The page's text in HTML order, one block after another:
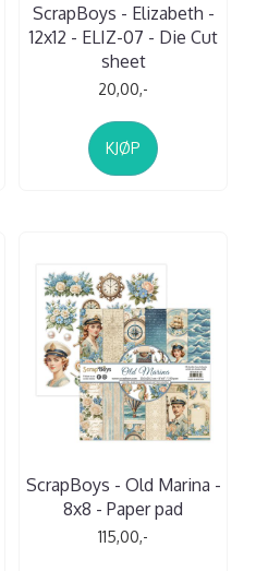
ScrapBoys - Elizabeth -
12x12 - ELIZ-07 - Die Cut
sheet
20,00,-
KJØP
ScrapBoys - Old Marina -
8x8 - Paper pad
115,00,-